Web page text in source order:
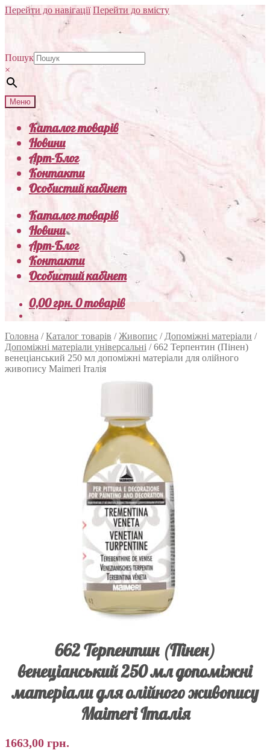
Перейти до навігації Перейти до вмісту
Пошук
×
Меню
Каталог товарів
Новини
Арт-Блог
Контакти
Особистий кабінет
Каталог товарів
Новини
Арт-Блог
Контакти
Особистий кабінет
0,00грн.0 товарів
Головна /Каталог товарів /Живопис / Допоміжні матеріали /
Допоміжні матеріали універсальні /662 Терпентин (Пінен)
венеціанський 250 мл допоміжні матеріали для олійного
живопису Maimeri Італія
662 Терпентин (Пінен)
венеціанський 250 мл допоміжні
матеріали для олійного живопису
Maimeri Італія
1663,00 грн.